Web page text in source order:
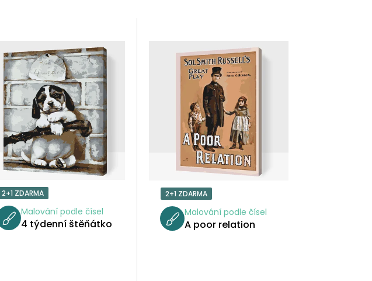
O
D
U
2+1 ZDARMA
Malování podle čísel
4 týdenní štěňátko
2+1 ZDARMA
Malování podle čísel
A poor relation